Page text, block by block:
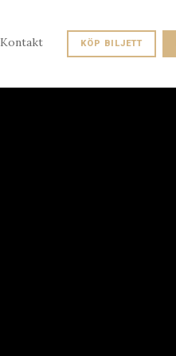
Kontakt KÖP BILJETT